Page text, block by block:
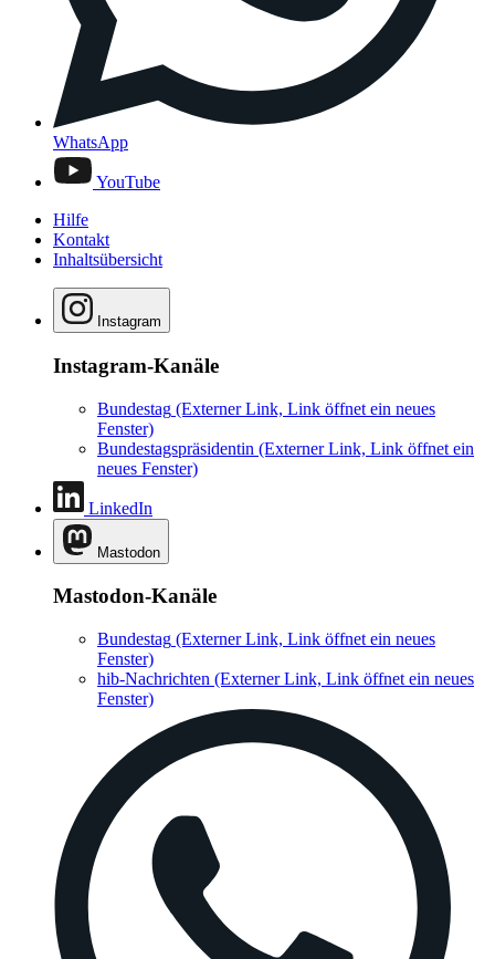
WhatsApp
YouTube
Hilfe
Kontakt
Inhaltsübersicht
Instagram
Instagram-Kanäle
Bundestag (Externer Link, Link öffnet ein neues
Fenster)
Bundestagspräsidentin (Externer Link, Link öffnet ein
neues Fenster)
LinkedIn
Mastodon
Mastodon-Kanäle
Bundestag (Externer Link, Link öffnet ein neues
Fenster)
hib-Nachrichten (Externer Link, Link öffnet ein neues
Fenster)